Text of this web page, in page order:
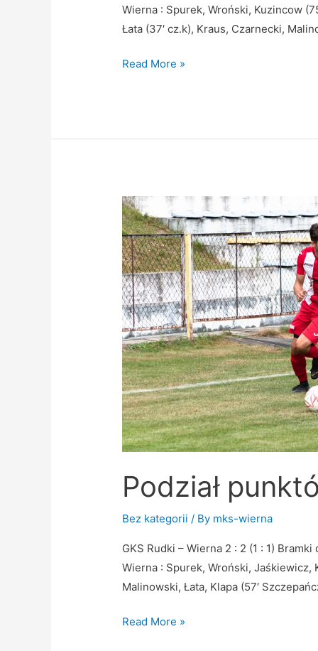
Wierna : Spurek, Wroński, Kuzincow
Łata (37′ cz.k), Kraus, Czarnecki,
Read More »
Podział
Bez kategorii / By mks-wierna
GKS Rudki – Wierna 2 : 2 (1 : 1)
Wierna : Spurek, Wroński, Jaśkiewicz,
Malinowski, Łata, Klapa (57′
Podział
punktów
z
Rudkami
Read More »